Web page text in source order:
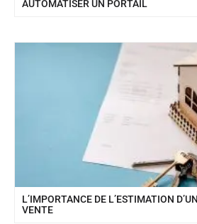
AUTOMATISER UN PORTAIL
L’IMPORTANCE DE L’ESTIMATION
VENTE